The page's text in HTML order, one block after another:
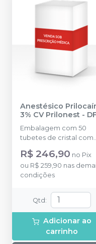
Anestésico
3% CV Prilonest -
Embalagem com 50
tubetes de cristal com
1,8ml cada. Cloridrato de
Prilocaína com
Felipressina (Tubete de
Vidro).
R$ 246,90 no Pix
ou R$ 259,90 nas
condições
Qtd :
Adicionar ao
carrinho